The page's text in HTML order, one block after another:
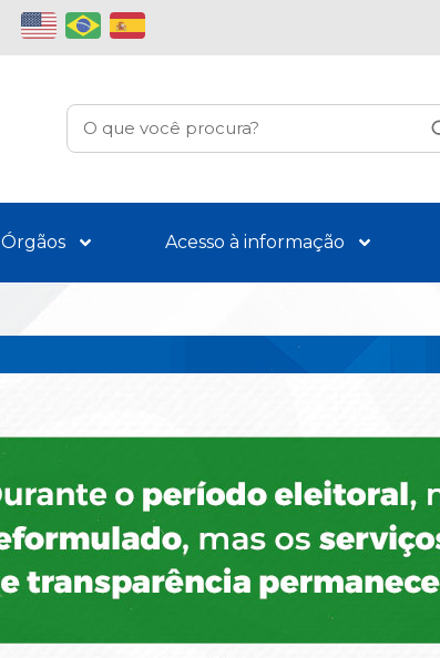
Órgãos Acesso à informação